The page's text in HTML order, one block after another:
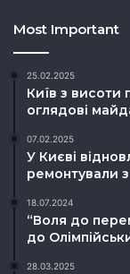
Most Important
25.02.2025
Київ з висоти
оглядові
07.02.2025
У Києві
ремонтували
18.07.2024
“Воля до
до
28.03.2025